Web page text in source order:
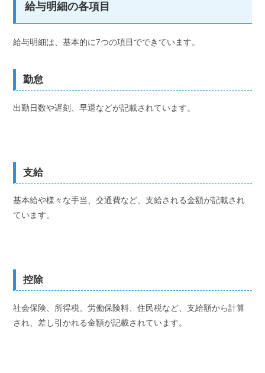
給与明細の各項目
給与明細は、基本的に7つの項目でできています。
勤怠
出勤日数や遅刻、早退などが記載されています。
支給
基本給や様々な手当、交通費など、支給される金額が記載され
ています。
控除
社会保険、所得税、労働保険料、住民税など、支給額から計算
され、差し引かれる金額が記載されています。